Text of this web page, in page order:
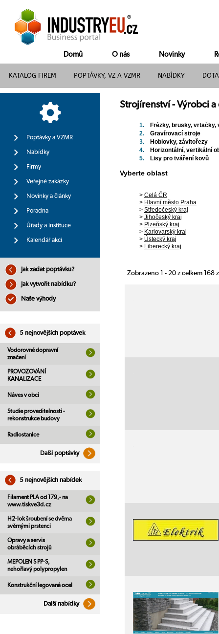
Domů O nás Novinky
KATALOG FIREM POPTÁVKY, VZ A VZMR NABÍDKY
Poptávky a VZMR
Nabídky
Firmy
Veřejné zakázky
Novinky a články
Poradna
Úřady a instituce
Kalendář akcí
Jak zadat poptávku?
Jak vytvořit nabídku?
Naše výhody
5 nejnovějších poptávek
Vodorovné dopravní
značení
PROVOZOVÁNÍ
KANALIZACE
Náves v obci
Studie proveditelnosti -
rekonstrukce budovy
Radiostanice
Další poptávky
5 nejnovějších nabídek
Filament PLA od 179,- na
www.tiskve3d.cz
H2-lok šroubení se dvěma
svěrnými prstenci
Opravy a servis
obráběcích strojů
MEPOLEN S PP-S,
nehořlavý polypropylen
Konstrukční legovaná ocel
Další nabídky
Strojírenství - Výrobci
1.
Frézky, brusky,
2.
Gravírovací stroje
3.
Hoblovky, závitořezy
4.
Horizontální, vertikální
5.
Lisy pro tváření kovů
Vyberte oblast
> Celá ČR
> Hlavní město Praha
> Středočeský kraj
> Jihočeský kraj
> Plzeňský kraj
> Karlovarský kraj
> Ústecký kraj
> Liberecký kraj
Zobrazeno 1 - 20 z celkem 168